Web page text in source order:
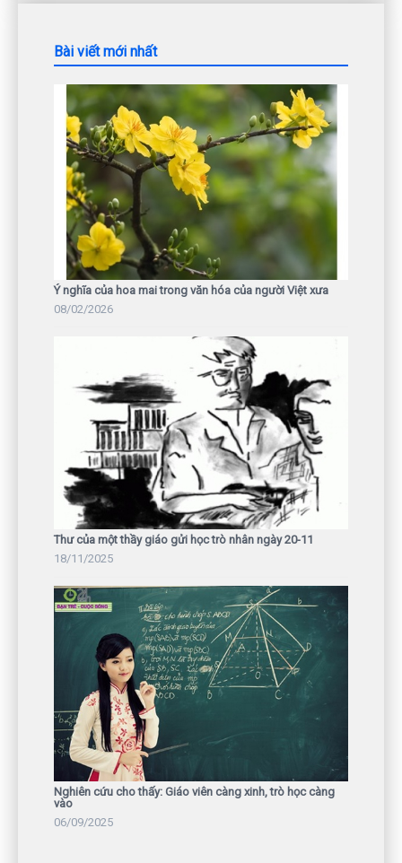
Bài viết mới nhất
Ý nghĩa của hoa mai trong văn hóa của người Việt xưa
08/02/2026
Thư của một thầy giáo gửi học trò nhân ngày 20-11
18/11/2025
Nghiên cứu cho thấy: Giáo viên càng xinh, trò học càng
vào
06/09/2025